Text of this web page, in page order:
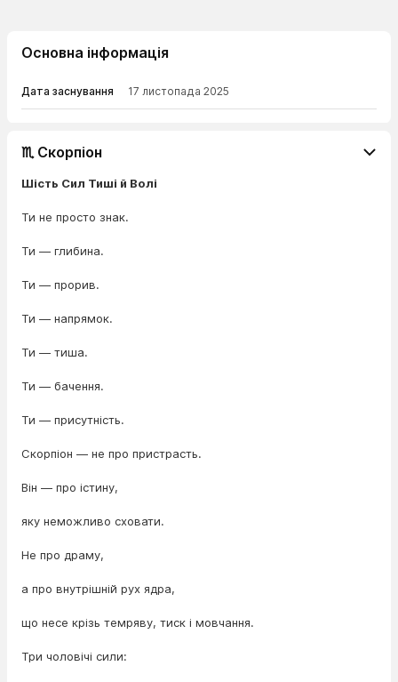
Основна інформація
Дата заснування 17 листопада 2025
♏ Скорпіон
Шість Сил Тиші й Волі
Ти не просто знак.
Ти — глибина.
Ти — прорив.
Ти — напрямок.
Ти — тиша.
Ти — бачення.
Ти — присутність.
Скорпіон — не про пристрасть.
Він — про істину,
яку неможливо сховати.
Не про драму,
а про внутрішній рух ядра,
що несе крізь темряву, тиск і мовчання.
Три чоловічі сили: